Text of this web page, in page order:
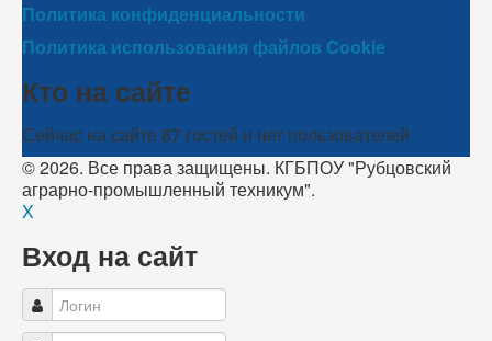
Политика конфиденциальности
Политика использования файлов Cookie
Кто на сайте
Сейчас на сайте 87 гостей и нет пользователей
© 2026. Все права защищены. КГБПОУ "Рубцовский
аграрно-промышленный техникум".
X
Вход на сайт